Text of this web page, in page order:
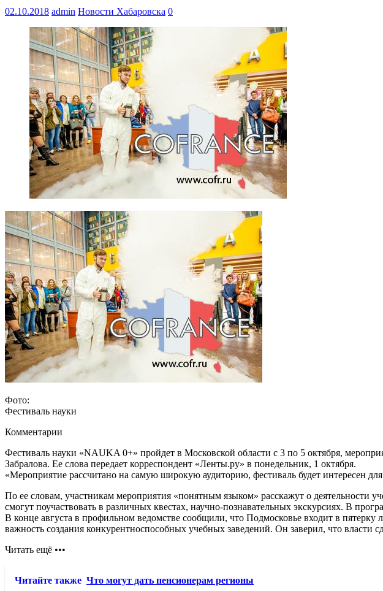
02.10.2018 admin Новости Хабаровска 0
Фото:
Фестиваль науки
Комментарии
Фестиваль науки «NAUKA 0+» пройдет в Московской области с 3 по 5 октября,
Забралова. Ее слова передает корреспондент «Ленты.ру» в понедельник, 1 октября.
«Мероприятие рассчитано на самую широкую аудиторию, фестиваль будет интересен
По ее словам, участникам мероприятия «понятным языком» расскажут о деятельности
смогут поучаствовать в различных квестах, научно-познавательных экскурсиях. В
В конце августа в профильном ведомстве сообщили, что Подмосковье входит в
важность создания конкурентноспособных учебных заведений. Он заверил, что власти
Читать ещё •••
Читайте также Что могут дать пенсионерам регионы